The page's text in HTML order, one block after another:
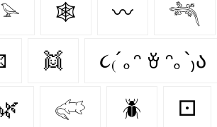
𓅫 🕸️ 〰️ 𓆈
👯 ૮₍´｡ᵔ ꈊ ᵔ｡`₎ა
𓅾 🪲 ⚀